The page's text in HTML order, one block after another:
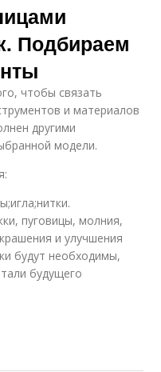
Подбираем
чтобы связать
и материалов
другими
модели.
пуговицы, молния,
и улучшения
будут необходимы,
будущего